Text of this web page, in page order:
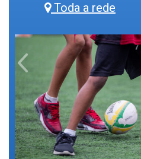
Toda a rede
Previous